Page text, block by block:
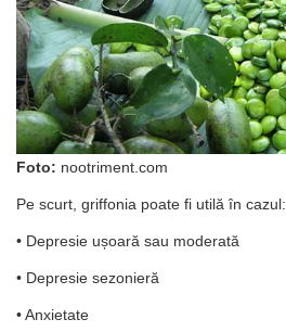
Foto: nootriment.com
Pe scurt, griffonia poate fi utilă în cazul:
• Depresie ușoară sau moderată
• Depresie sezonieră
• Anxietate